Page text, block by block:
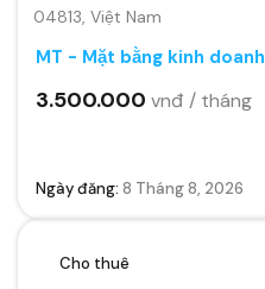
04813, Việt Nam
MT - Mặt bằng kinh doanh
3.500.000 vnđ / tháng
Ngày đăng: 8 Tháng 8, 2026
Cho thuê